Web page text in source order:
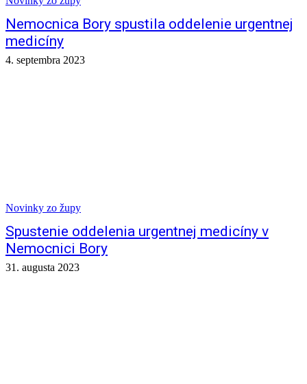
Nemocnica Bory spustila oddelenie urgentnej
medicíny
4. septembra 2023
Novinky zo župy
Spustenie oddelenia urgentnej medicíny v
Nemocnici Bory
31. augusta 2023